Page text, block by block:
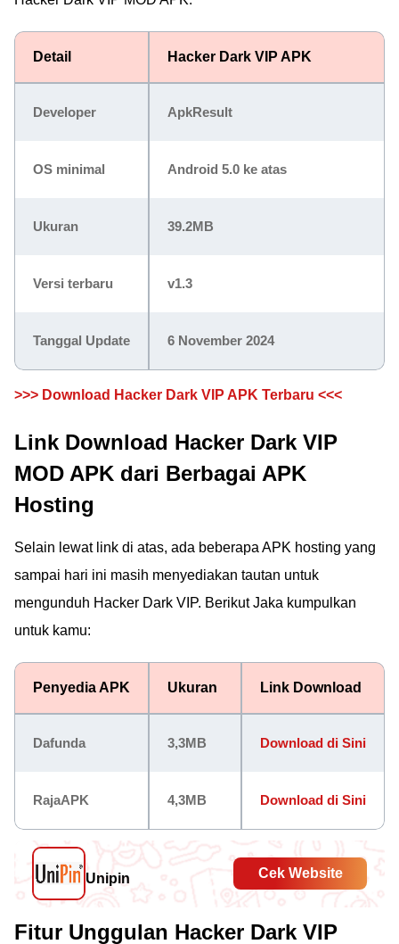
Detail Hacker Dark VIP APK
Developer ApkResult
OS minimal Android 5.0 ke atas
Ukuran 39.2MB
Versi terbaru v1.3
Tanggal Update 6 November 2024
>>> Download Hacker Dark VIP APK Terbaru <<<
Link Download Hacker Dark VIP
MOD APK dari Berbagai APK
Hosting
Selain lewat link di atas, ada beberapa APK hosting yang
sampai hari ini masih menyediakan tautan untuk
mengunduh Hacker Dark VIP. Berikut Jaka kumpulkan
untuk kamu:
Penyedia APK Ukuran Link Download
Dafunda 3,3MB Download di Sini
RajaAPK 4,3MB Download di Sini
Unipin Cek Website
Fitur Unggulan Hacker Dark VIP